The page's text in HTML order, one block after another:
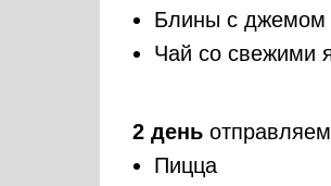
Блины с джемом
Чай со свежими
2 день
Пицца